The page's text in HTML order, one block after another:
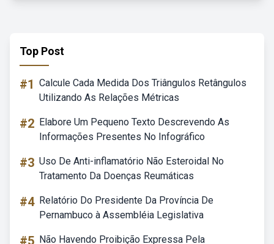
Top Post
#1 Calcule Cada Medida Dos Triângulos Retângulos
Utilizando As Relações Métricas
#2 Elabore Um Pequeno Texto Descrevendo As
Informações Presentes No Infográfico
#3 Uso De Anti-inflamatório Não Esteroidal No
Tratamento Da Doenças Reumáticas
#4 Relatório Do Presidente Da Província De
Pernambuco à Assembléia Legislativa
#5 Não Havendo Proibição Expressa Pela